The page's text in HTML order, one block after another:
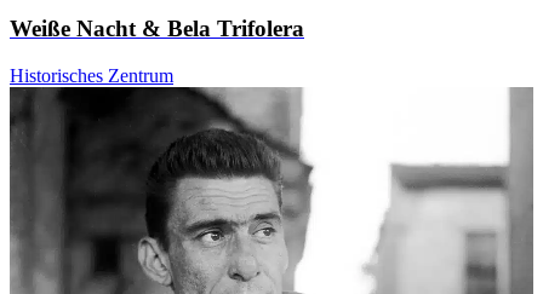
Weiße Nacht & Bela Trifolera
Historisches Zentrum